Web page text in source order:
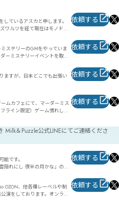
ているアスカと申します。
ワルツを経て現在はモノドラ
います。自作マーダーミステ
めとしたファンタジー作品を
タジーがお好きな方や、物語
てください。お待ちしていま
依頼する
ステリーのGMをやっていま
ーミステリーイベントを取り
など請け負っております。
す。出張だけでなくGM(ゲー
お気軽にご相談ください。
依頼する
ますが、日本どこでも出張い
いただけるような環境づくり
す！
entry-12757332895.html
ニア号の殺人』『Guns and a
ます！
依頼する
ムカフェにて、マーダーミス
ライン限定）ゲーム慣れして
依頼する
＆Puzzle公式LINEにてご連絡くださ
です。
隠れにし 夜半の月かな」のシ
。
は、出張の場合に限り和服
依頼する
OZON、他各種レーベルや制
演をしております。オンライ
依頼する